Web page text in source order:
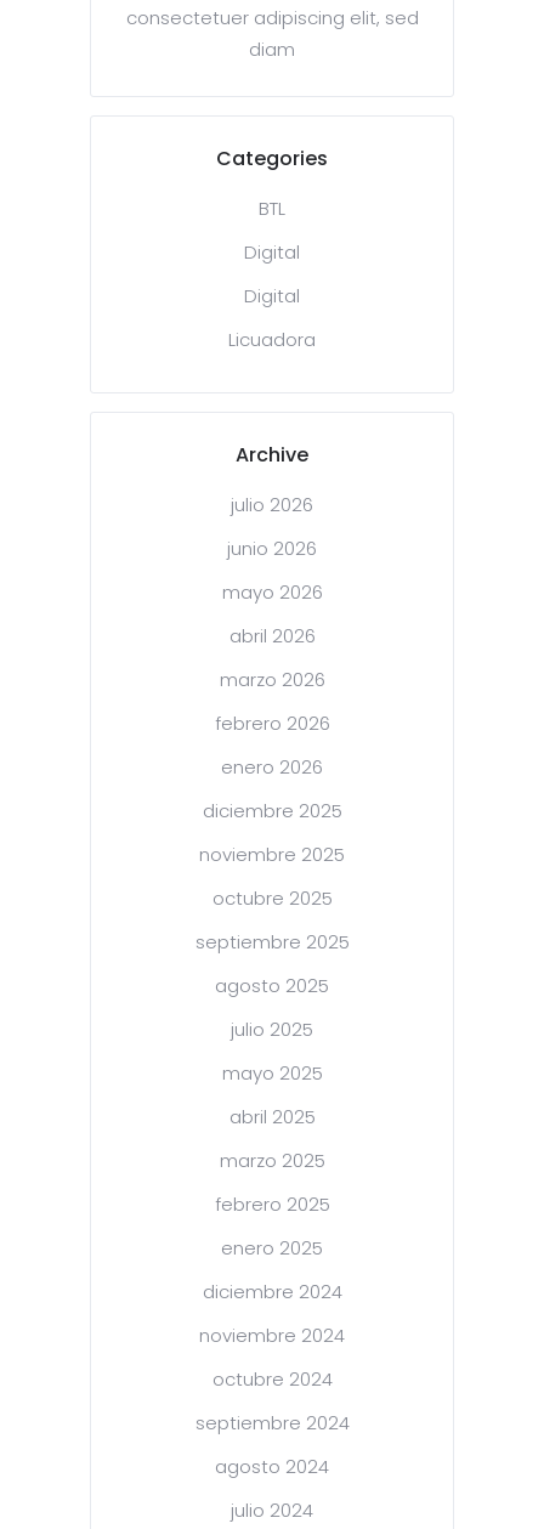
consectetuer adipiscing elit, sed
diam
Categories
BTL
Digital
Digital
Licuadora
Archive
julio 2026
junio 2026
mayo 2026
abril 2026
marzo 2026
febrero 2026
enero 2026
diciembre 2025
noviembre 2025
octubre 2025
septiembre 2025
agosto 2025
julio 2025
mayo 2025
abril 2025
marzo 2025
febrero 2025
enero 2025
diciembre 2024
noviembre 2024
octubre 2024
septiembre 2024
agosto 2024
julio 2024